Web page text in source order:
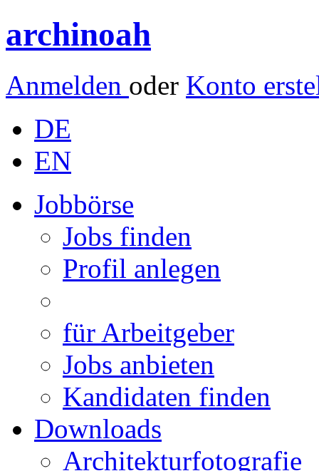
archinoah
Anmelden oder Konto
DE
EN
Jobbörse
Jobs finden
Profil anlegen
für Arbeitgeber
Jobs anbieten
Kandidaten finden
Downloads
Architekturfotografie